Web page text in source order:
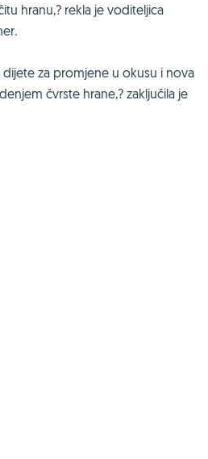
hranu,? rekla je voditeljica
za promjene u okusu i nova
čvrste hrane,? zaključila je